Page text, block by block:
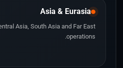
Asia & Eurasia
Asia, South Asia and Far East
operations.